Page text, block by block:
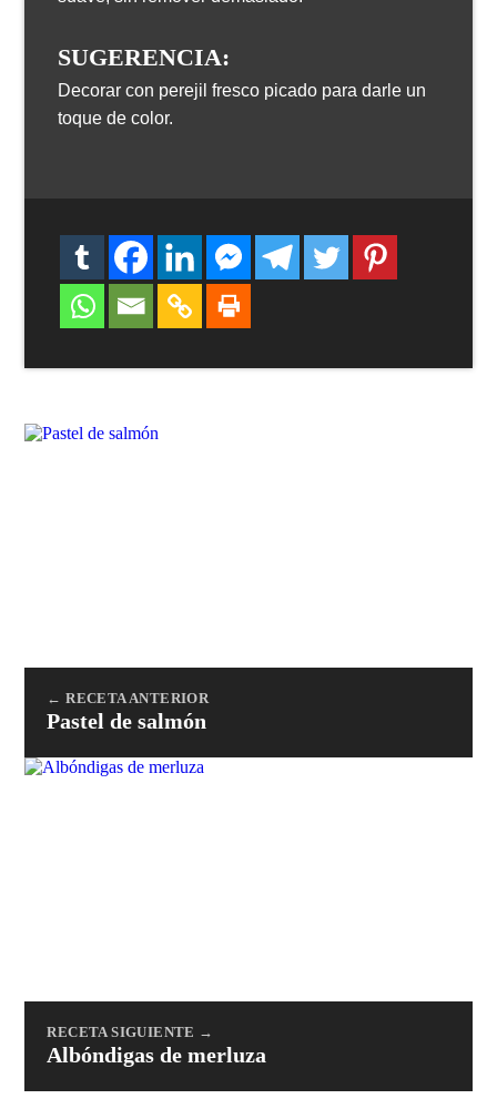
SUGERENCIA:
Decorar con perejil fresco picado para darle un
toque de color.
← RECETA ANTERIOR
Pastel de salmón
RECETA SIGUIENTE →
Albóndigas de merluza